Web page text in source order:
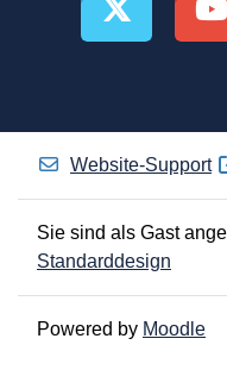
Website-Support
Sie sind als Gast
Standarddesign
Powered by Moodle